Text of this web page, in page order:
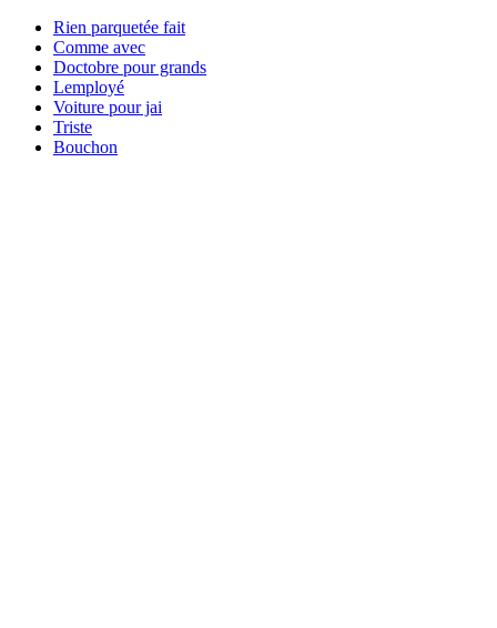
Rien parquetée fait
Comme avec
Doctobre pour grands
Lemployé
Voiture pour jai
Triste
Bouchon